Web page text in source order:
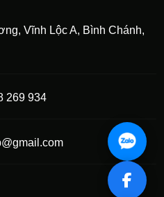
Vĩnh Lộc A, Bình Chánh,
269 934